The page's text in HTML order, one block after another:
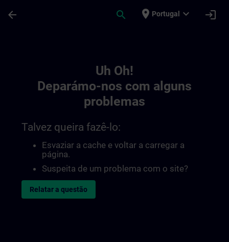
arrow_back search place Portugal expand_more login
Uh Oh!
Deparámo-nos com alguns
problemas
Talvez queira fazê-lo:
Esvaziar a cache e voltar a carregar a
página.
Suspeita de um problema com o site?
Relatar a questão